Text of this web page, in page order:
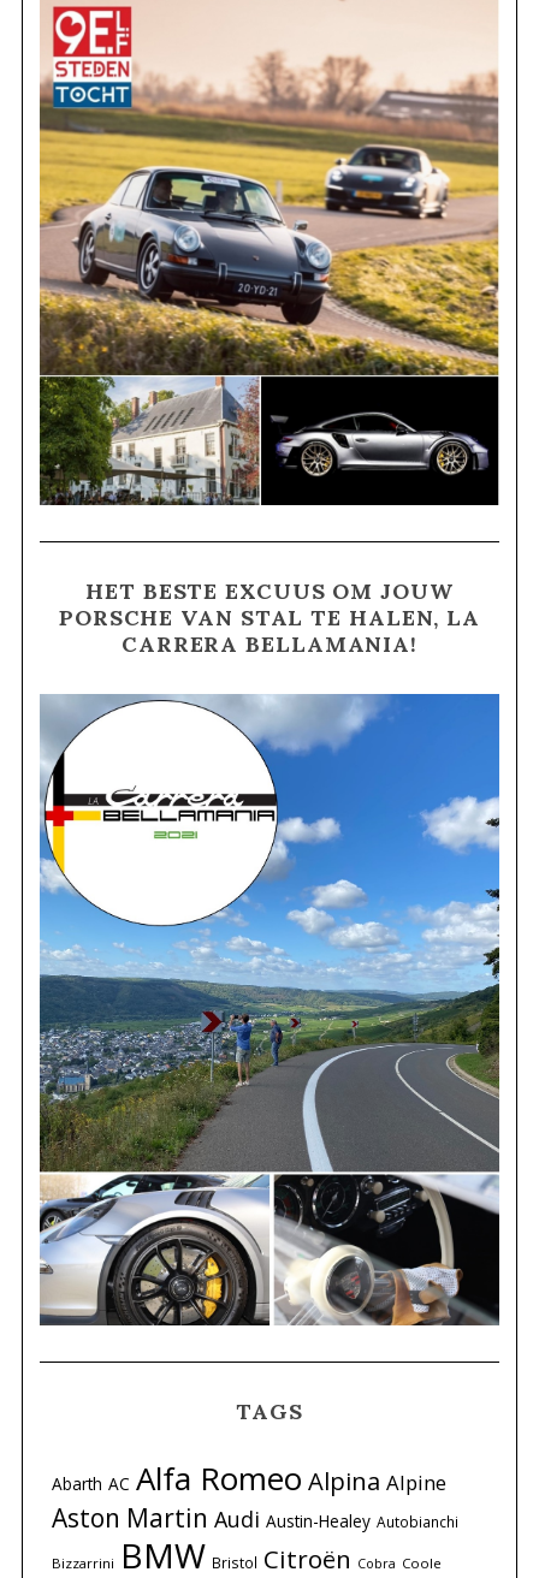
HET BESTE EXCUUS OM JOUW
PORSCHE VAN STAL TE HALEN, LA
CARRERA BELLAMANIA!
TAGS
Abarth AC Alfa Romeo Alpina Alpine
Aston Martin Audi Austin-Healey Autobianchi
Bizzarrini BMW Bristol Citroën Cobra Coole